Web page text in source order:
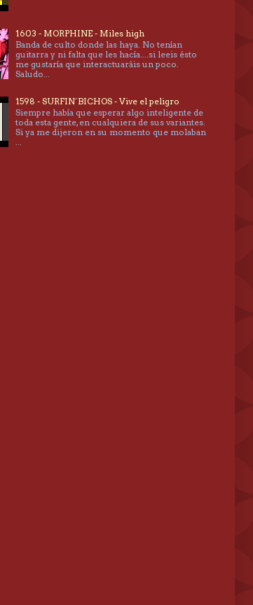
1603 - MORPHINE - Miles high
Banda de culto donde las haya. No tenían
guitarra y ni falta que les hacía....si leeis ésto
me gustaría que interactuaráis un poco.
Saludo...
1598 - SURFIN´BICHOS - Vive el peligro
Siempre había que esperar algo inteligente de
toda esta gente, en cualquiera de sus variantes.
Si ya me dijeron en su momento que molaban